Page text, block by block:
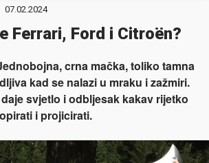
07.02.2024
Ferrari, Ford i Citroën?
crna mačka, toliko tamna
kad se nalazi u mraku i zažmiri.
svjetlo i odbljesak kakav rijetko
i projicirati.